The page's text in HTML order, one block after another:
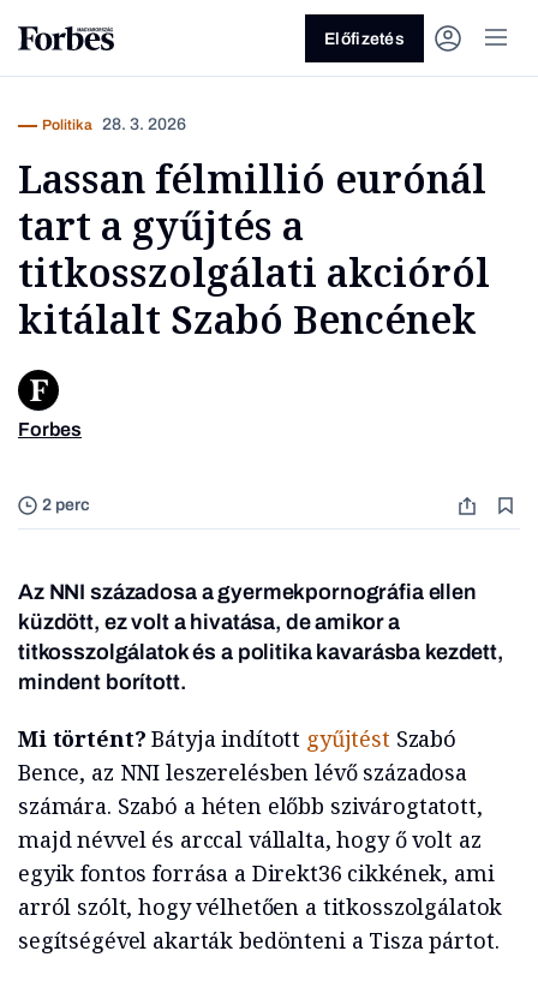
Vagy fedezze fel a következő
Előfizetés
2 perc
Politika 28. 3. 2026
Lassan félmillió eurónál
tart a gyűjtés a
titkosszolgálati akcióról
kitálalt Szabó Bencének
Forbes
Az NNI századosa a gyermekpornográfia ellen
küzdött, ez volt a hivatása, de amikor a
titkosszolgálatok és a politika kavarásba kezdett,
mindent borított.
Mi történt?Bátyja indított gyűjtéstSzabó
Bence, az NNI leszerelésben lévő századosa
számára. Szabó a héten előbb szivárogtatott,
majd névvel és arccal vállalta, hogy ő volt az
egyik fontos forrása a Direkt36 cikkének, ami
arról szólt, hogy vélhetően a titkosszolgálatok
segítségével akarták bedönteni a Tisza pártot.